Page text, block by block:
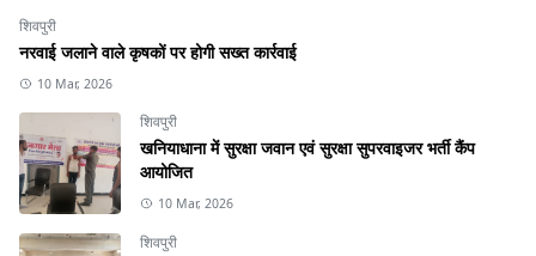
शिवपुरी
नरवाई जलाने वाले कृषकों पर होगी सख्त कार्रवाई
10 Mar, 2026
शिवपुरी
खनियाधाना में सुरक्षा जवान एवं सुरक्षा सुपरवाइजर भर्ती कैंप
आयोजित
10 Mar, 2026
शिवपुरी